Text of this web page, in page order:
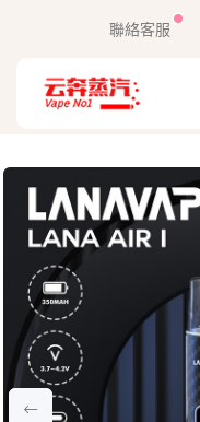
聯絡客服